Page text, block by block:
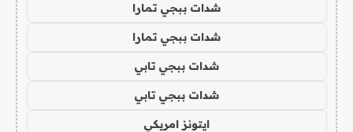
شدات ببجي تمارا
شدات ببجي تمارا
شدات ببجي تابي
شدات ببجي تابي
ايتونز امريكي